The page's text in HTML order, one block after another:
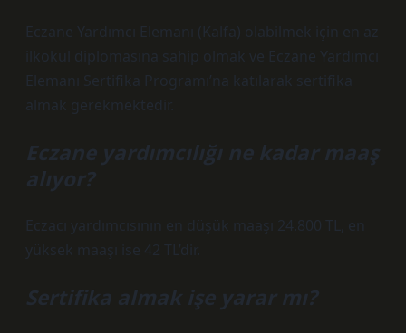
Eczane Yardımcı Elemanı (Kalfa) olabilmek için en az
ilkokul diplomasına sahip olmak ve Eczane Yardımcı
Elemanı Sertifika Programı’na katılarak sertifika
almak gerekmektedir.
Eczane yardımcılığı ne kadar maaş
alıyor?
Eczacı yardımcısının en düşük maaşı 24.800 TL, en
yüksek maaşı ise 42 TL’dir.
Sertifika almak işe yarar mı?